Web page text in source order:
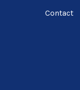
Contact